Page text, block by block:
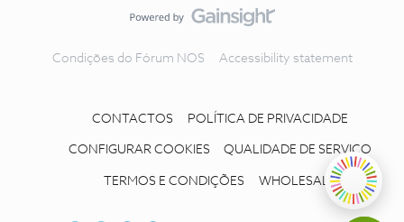
Condições do Fórum NOS Accessibility statement
CONTACTOS POLÍTICA DE PRIVACIDADE
CONFIGURAR COOKIES QUALIDADE DE SERVIÇO
TERMOS E CONDIÇÕES WHOLESALE